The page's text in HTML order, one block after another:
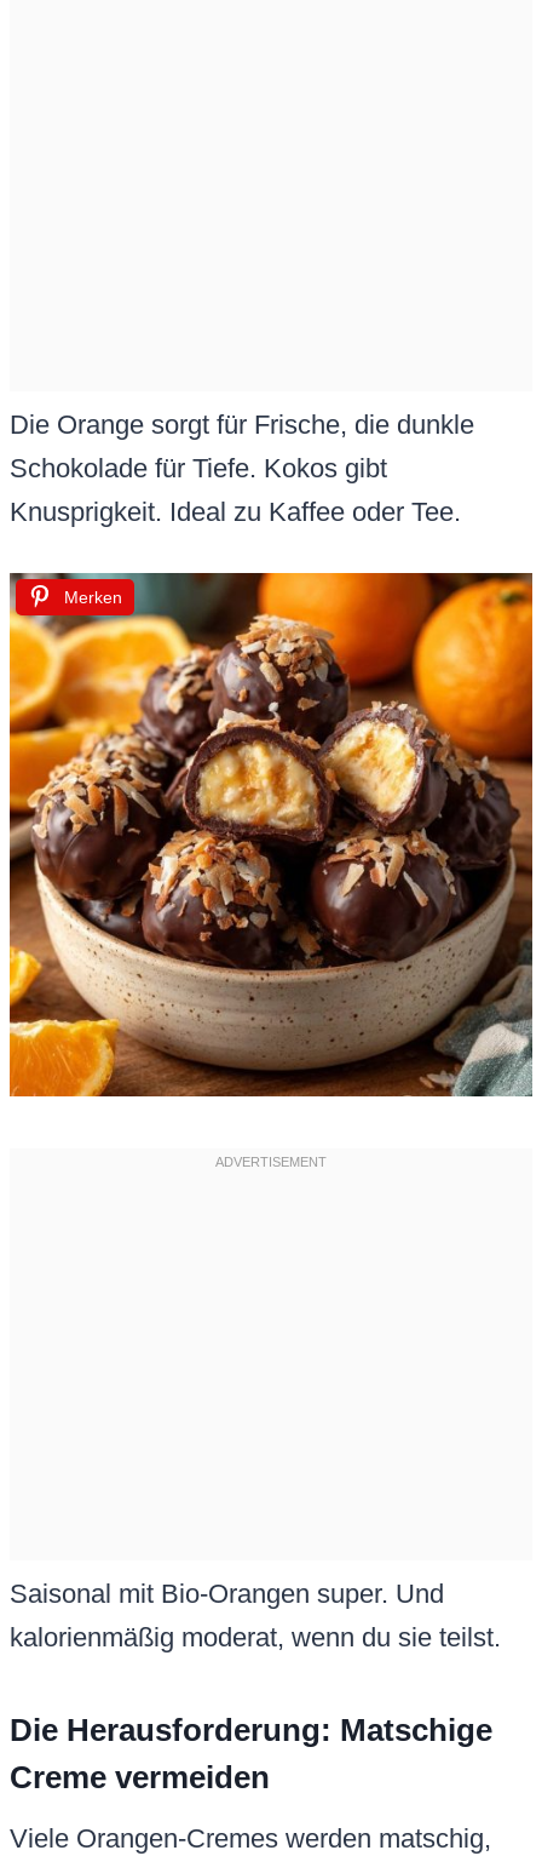
Die Orange sorgt für Frische, die dunkle
Schokolade für Tiefe. Kokos gibt
Knusprigkeit. Ideal zu Kaffee oder Tee.
Merken
Saisonal mit Bio-Orangen super. Und
kalorienmäßig moderat, wenn du sie teilst.
Die Herausforderung: Matschige
Creme vermeiden
Viele Orangen-Cremes werden matschig,